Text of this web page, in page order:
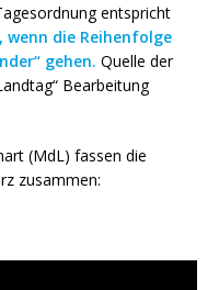
entspricht
die Reihenfolge
gehen. Quelle der
Bearbeitung
(MdL) fassen die
zusammen: